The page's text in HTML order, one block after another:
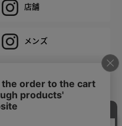
店舗
メンズ
ー
環境